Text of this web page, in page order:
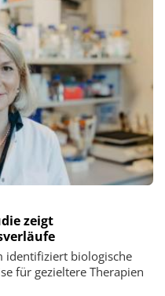
zeigt
identifiziert biologische
für gezieltere Therapien